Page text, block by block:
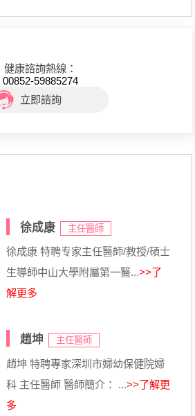
健康諮詢熱線：
00852-59885274
立即諮詢
徐成康 主任醫師
徐成康 特聘专家主任醫師/教授/碩士
生導師中山大學附屬第一醫...>>了
解更多
趙坤 主任醫師
趙坤 特聘專家深圳市婦幼保健院婦
科 主任醫師 醫師簡介： ...>>了解更
多